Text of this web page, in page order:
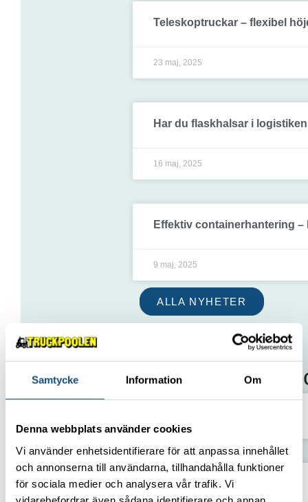
Samtycke Information Om
Denna webbplats använder cookies
Vi använder enhetsidentifierare för att anpassa innehållet
och annonserna till användarna, tillhandahålla funktioner
för sociala medier och analysera vår trafik. Vi
Teleskoptruckar – flexibel
23 maj, 2025
Har du flaskhalsar i
16 maj, 2025
Effektiv containerhantering
9 maj, 2025
ALLA NYHETER
Se även våra
Truck 2–2,5 ton